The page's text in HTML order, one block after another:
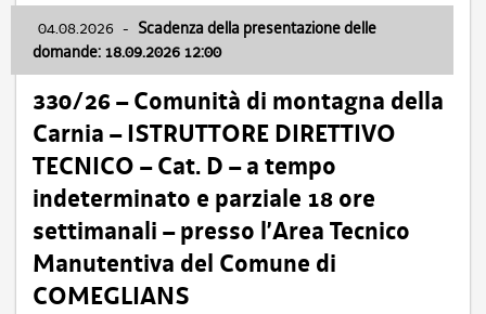
04.08.2026 - Scadenza della presentazione delle
domande: 18.09.2026 12:00
330/26 – Comunità di montagna della
Carnia – ISTRUTTORE DIRETTIVO
TECNICO – Cat. D – a tempo
indeterminato e parziale 18 ore
settimanali – presso l’Area Tecnico
Manutentiva del Comune di
COMEGLIANS